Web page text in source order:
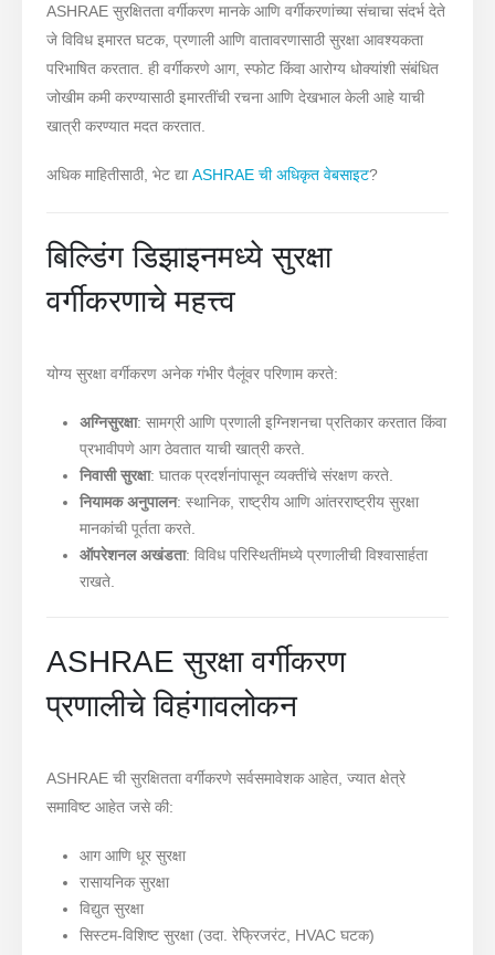
ASHRAE सुरक्षितता वर्गीकरण मानके आणि वर्गीकरणांच्या संचाचा संदर्भ देते
जे विविध इमारत घटक, प्रणाली आणि वातावरणासाठी सुरक्षा आवश्यकता
परिभाषित करतात. ही वर्गीकरणे आग, स्फोट किंवा आरोग्य धोक्यांशी संबंधित
जोखीम कमी करण्यासाठी इमारतींची रचना आणि देखभाल केली आहे याची
खात्री करण्यात मदत करतात.
अधिक माहितीसाठी, भेट द्याASHRAE ची अधिकृत वेबसाइट?
बिल्डिंग डिझाइनमध्ये सुरक्षा
वर्गीकरणाचे महत्त्व
योग्य सुरक्षा वर्गीकरण अनेक गंभीर पैलूंवर परिणाम करते:
अग्निसुरक्षा: सामग्री आणि प्रणाली इग्निशनचा प्रतिकार करतात किंवा
प्रभावीपणे आग ठेवतात याची खात्री करते.
निवासी सुरक्षा: घातक प्रदर्शनांपासून व्यक्तींचे संरक्षण करते.
नियामक अनुपालन: स्थानिक, राष्ट्रीय आणि आंतरराष्ट्रीय सुरक्षा
मानकांची पूर्तता करते.
ऑपरेशनल अखंडता: विविध परिस्थितींमध्ये प्रणालीची विश्वासार्हता
राखते.
ASHRAE सुरक्षा वर्गीकरण
प्रणालीचे विहंगावलोकन
ASHRAE ची सुरक्षितता वर्गीकरणे सर्वसमावेशक आहेत, ज्यात क्षेत्रे
समाविष्ट आहेत जसे की:
आग आणि धूर सुरक्षा
रासायनिक सुरक्षा
विद्युत सुरक्षा
सिस्टम-विशिष्ट सुरक्षा (उदा. रेफ्रिजरंट, HVAC घटक)